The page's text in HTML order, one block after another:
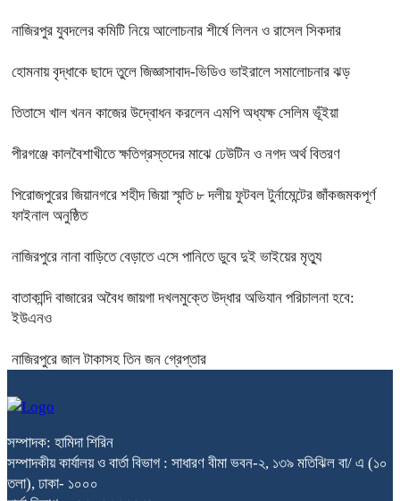
নাজিরপুর যুবদলের কমিটি নিয়ে আলোচনার শীর্ষে লিলন ও রাসেল সিকদার
হোমনায় বৃদ্ধাকে ছাদে তুলে জিজ্ঞাসাবাদ-ভিডিও ভাইরালে সমালোচনার ঝড়
তিতাসে খাল খনন কাজের উদ্বোধন করলেন এমপি অধ্যক্ষ সেলিম ভূঁইয়া
পীরগঞ্জে কালবৈশাখীতে ক্ষতিগ্রস্তদের মাঝে ঢেউটিন ও নগদ অর্থ বিতরণ
পিরোজপুরের জিয়ানগরে শহীদ জিয়া স্মৃতি ৮ দলীয় ফুটবল টুর্নামেন্টের জাঁকজমকপূর্ণ
ফাইনাল অনুষ্ঠিত
নাজিরপুরে নানা বাড়িতে বেড়াতে এসে পানিতে ডুবে দুই ভাইয়ের মৃত্যু
বাতাকান্দি বাজারের অবৈধ জায়গা দখলমুক্তে উদ্ধার অভিযান পরিচালনা হবে:
ইউএনও
নাজিরপুরে জাল টাকাসহ তিন জন গ্রেপ্তার
সম্পাদক: হামিদা শিরিন
সম্পাদকীয় কার্যালয় ও বার্তা বিভাগ : সাধারণ বীমা ভবন-২, ১৩৯ মতিঝিল বা/ এ (১০
তলা), ঢাকা- ১০০০